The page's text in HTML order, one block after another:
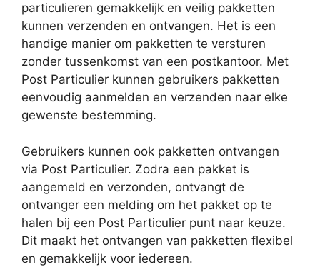
particulieren gemakkelijk en veilig pakketten
kunnen verzenden en ontvangen. Het is een
handige manier om pakketten te versturen
zonder tussenkomst van een postkantoor. Met
Post Particulier kunnen gebruikers pakketten
eenvoudig aanmelden en verzenden naar elke
gewenste bestemming.
Gebruikers kunnen ook pakketten ontvangen
via Post Particulier. Zodra een pakket is
aangemeld en verzonden, ontvangt de
ontvanger een melding om het pakket op te
halen bij een Post Particulier punt naar keuze.
Dit maakt het ontvangen van pakketten flexibel
en gemakkelijk voor iedereen.